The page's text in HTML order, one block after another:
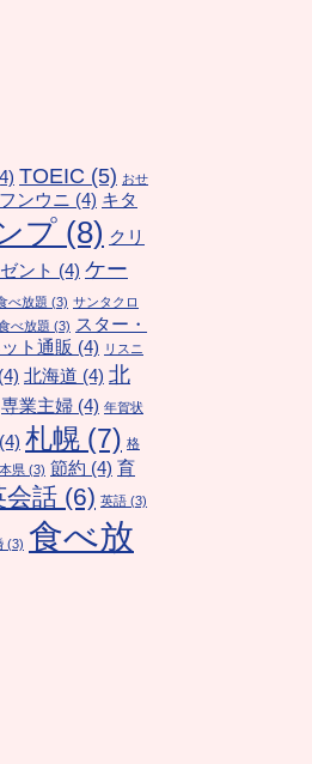
TOEIC (5) おせ
ンウニ (4) キタ
プ (8) クリ
ント (4) ケー
べ放題 (3) サンタクロ
べ放題 (3) スター・
ト通販 (4) リスニ
(4) 北海道 (4) 北
専業主婦 (4) 年賀状
(4) 札幌 (7) 格
県 (3) 節約 (4) 育
会話 (6) 英語 (3)
(3) 食べ放